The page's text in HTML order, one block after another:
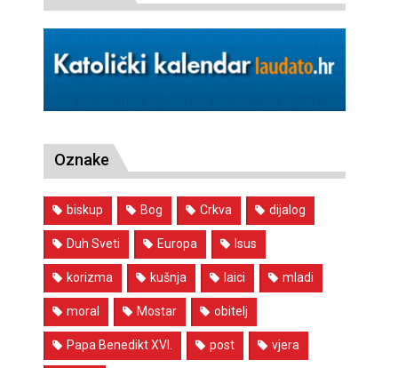
Oznake
biskup Bog Crkva dijalog
Duh Sveti Europa Isus
korizma kušnja laici mladi
moral Mostar obitelj
Papa Benedikt XVI. post vjera